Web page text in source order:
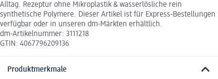
Alltag. Rezeptur ohne Mikroplastik & wasserlösliche rein
synthetische Polymere. Dieser Artikel ist für Express-Bestellungen
verfügbar oder in unseren dm-Märkten erhältlich.
dm-Artikelnummer: 3111218
GTIN: 4067796209136
Produktmerkmale